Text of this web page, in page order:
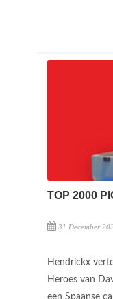
TOP 2000
31 December
Hendrickx
Heroes van
een Spaanse